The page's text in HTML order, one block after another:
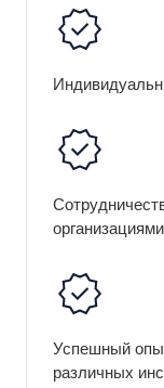
организациями
Успешный
различных